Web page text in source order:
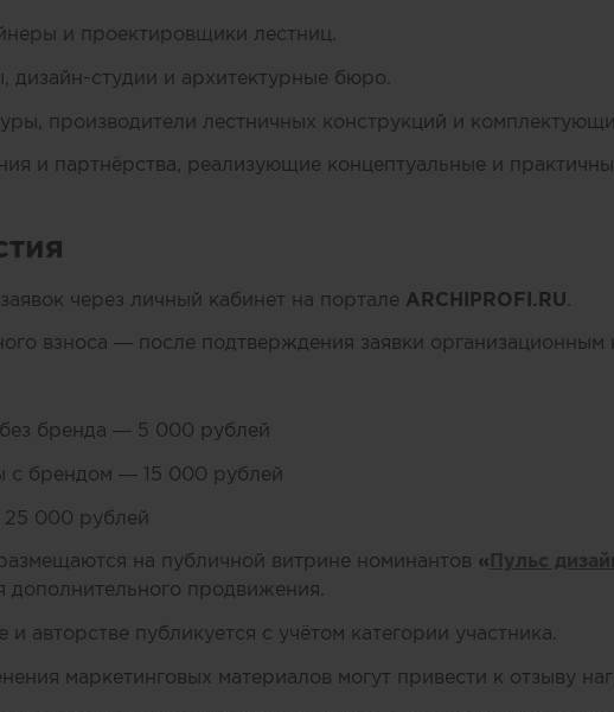
и проектировщики лестниц.
дизайн-студии и архитектурные бюро.
производители лестничных конструкций и
и партнёрства, реализующие концептуальные и
через личный кабинет на портале ARCHIPROFI.RU
взноса — после подтверждения заявки организационным
бренда — 5 000 рублей
с брендом — 15 000 рублей
000 рублей
на публичной витрине номинантов «Пульс
продвижения.
авторстве публикуется с учётом категории участника.
маркетинговых материалов могут привести к отзыву